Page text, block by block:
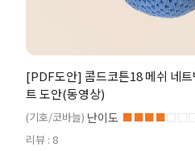
[PDF도안] 콤드코튼18 메쉬 네
트 도안(동영상)
(기호/코바늘) 난이도 ■■■■
리뷰 : 8